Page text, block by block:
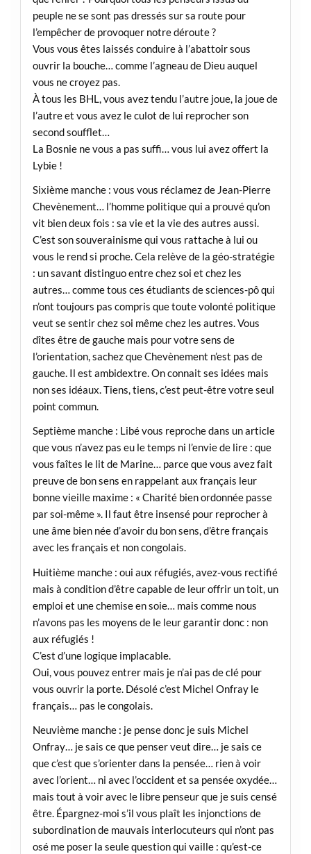
peuple ne se sont pas dressés sur sa route pour
l’empêcher de provoquer notre déroute ?
Vous vous êtes laissés conduire à l’abattoir sous
ouvrir la bouche… comme l’agneau de Dieu auquel
vous ne croyez pas.
À tous les BHL, vous avez tendu l’autre joue, la joue de
l’autre et vous avez le culot de lui reprocher son
second soufflet…
La Bosnie ne vous a pas suffi… vous lui avez offert la
Lybie !
Sixième manche : vous vous réclamez de Jean-Pierre
Chevènement… l’homme politique qui a prouvé qu’on
vit bien deux fois : sa vie et la vie des autres aussi.
C’est son souverainisme qui vous rattache à lui ou
vous le rend si proche. Cela relève de la géo-stratégie
: un savant distinguo entre chez soi et chez les
autres… comme tous ces étudiants de sciences-pô qui
n’ont toujours pas compris que toute volonté politique
veut se sentir chez soi même chez les autres. Vous
dîtes être de gauche mais pour votre sens de
l’orientation, sachez que Chevènement n’est pas de
gauche. Il est ambidextre. On connait ses idées mais
non ses idéaux. Tiens, tiens, c’est peut-être votre seul
point commun.
Septième manche : Libé vous reproche dans un article
que vous n’avez pas eu le temps ni l’envie de lire : que
vous faîtes le lit de Marine… parce que vous avez fait
preuve de bon sens en rappelant aux français leur
bonne vieille maxime : « Charité bien ordonnée passe
par soi-même ». Il faut être insensé pour reprocher à
une âme bien née d’avoir du bon sens, d’être français
avec les français et non congolais.
Huitième manche : oui aux réfugiés, avez-vous rectifié
mais à condition d’être capable de leur offrir un toit, un
emploi et une chemise en soie… mais comme nous
n’avons pas les moyens de le leur garantir donc : non
aux réfugiés !
C’est d’une logique implacable.
Oui, vous pouvez entrer mais je n’ai pas de clé pour
vous ouvrir la porte. Désolé c’est Michel Onfray le
français… pas le congolais.
Neuvième manche : je pense donc je suis Michel
Onfray… je sais ce que penser veut dire… je sais ce
que c’est que s’orienter dans la pensée… rien à voir
avec l’orient… ni avec l’occident et sa pensée oxydée…
mais tout à voir avec le libre penseur que je suis censé
être. Épargnez-moi s’il vous plaît les injonctions de
subordination de mauvais interlocuteurs qui n’ont pas
osé me poser la seule question qui vaille : qu’est-ce